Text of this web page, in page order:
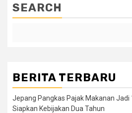
SEARCH
BERITA TERBARU
Jepang Pangkas Pajak Makanan Jadi
Siapkan Kebijakan Dua Tahun